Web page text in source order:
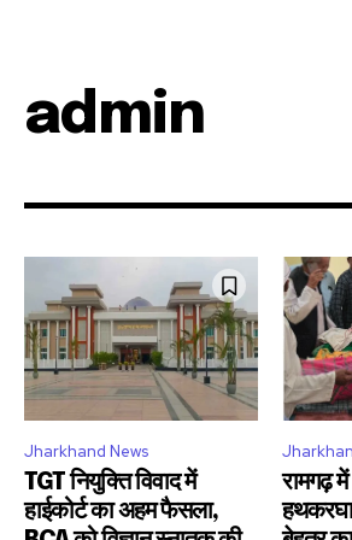
admin
Jharkhand News
TGT नियुक्ति विवाद में
हाईकोर्ट का अहम फैसला,
रामगढ़ में
हथकरघा